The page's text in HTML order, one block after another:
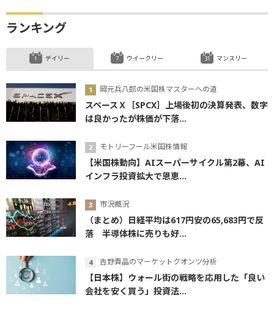
ランキング
デイリー
岡元兵八郎の米国株マスターへの道
スペースＸ［SPCX］上場後初の決算発表、数字
は良かったが株価が下落...
モトリーフール米国株情報
【米国株動向】AIスーパーサイクル第2幕、AI
インフラ投資拡大で恩恵...
市況概況
（まとめ）日経平均は617円安の65,683円で反
落 半導体株に売りも好...
吉野貴晶のマーケットクオンツ分析
【日本株】ウォール街の戦略を応用した「良い
会社を安く買う」投資法...
ウイークリー マンスリー